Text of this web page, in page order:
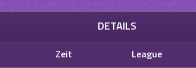
DETAILS
Zeit League